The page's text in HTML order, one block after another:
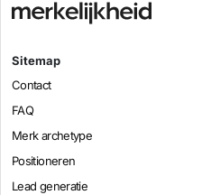
Sitemap
Contact
FAQ
Merk archetype
Positioneren
Lead generatie